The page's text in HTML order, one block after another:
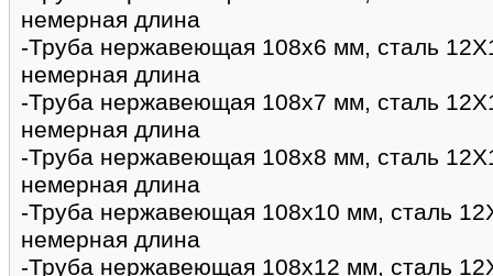
немерная длина
-Труба нержавеющая 108х6 мм, сталь
немерная длина
-Труба нержавеющая 108х7 мм, сталь
немерная длина
-Труба нержавеющая 108х8 мм, сталь
немерная длина
-Труба нержавеющая 108х10 мм, сталь
немерная длина
-Труба нержавеющая 108х12 мм, сталь